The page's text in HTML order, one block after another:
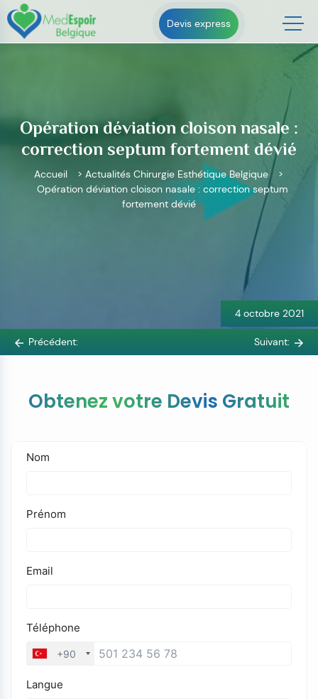
Skip
to
content
Devis express
Opération déviation cloison nasale :
correction septum fortement dévié
Accueil > Actualités Chirurgie Esthétique Belgique
>
Opération déviation cloison nasale : correction septum
fortement dévié
4 octobre 2021
Précédent: Suivant:
Obtenez votre Devis Gratuit